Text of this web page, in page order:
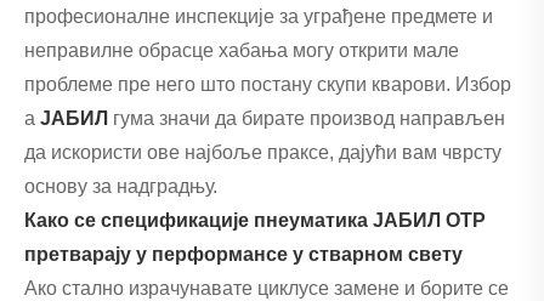
професионалне инспекције за уграђене предмете и
неправилне обрасце хабања могу открити мале
проблеме пре него што постану скупи кварови. Избор
а ЈАБИЛ гума значи да бирате производ направљен
да искористи ове најбоље праксе, дајући вам чврсту
основу за надградњу.
Како се спецификације пнеуматика ЈАБИЛ ОТР
претварају у перформансе у стварном свету
Ако стално израчунавате циклусе замене и борите се